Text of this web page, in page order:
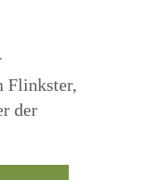
Flinkster,
der